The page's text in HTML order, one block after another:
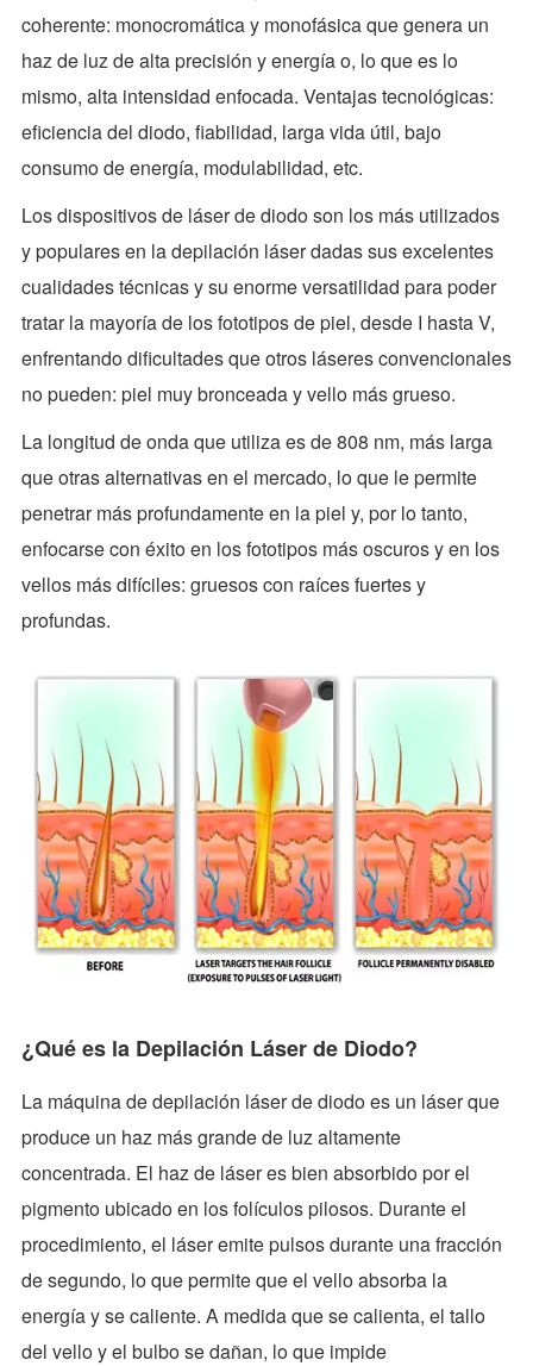
coherente: monocromática y monofásica que genera un
haz de luz de alta precisión y energía o, lo que es lo
mismo, alta intensidad enfocada. Ventajas tecnológicas:
eficiencia del diodo, fiabilidad, larga vida útil, bajo
consumo de energía, modulabilidad, etc.
Los dispositivos de láser de diodo son los más utilizados
y populares en la depilación láser dadas sus excelentes
cualidades técnicas y su enorme versatilidad para poder
tratar la mayoría de los fototipos de piel, desde I hasta V,
enfrentando dificultades que otros láseres convencionales
no pueden: piel muy bronceada y vello más grueso.
La longitud de onda que utiliza es de 808 nm, más larga
que otras alternativas en el mercado, lo que le permite
penetrar más profundamente en la piel y, por lo tanto,
enfocarse con éxito en los fototipos más oscuros y en los
vellos más difíciles: gruesos con raíces fuertes y
profundas.
¿Qué es la Depilación Láser de Diodo?
La máquina de depilación láser de diodo es un láser que
produce un haz más grande de luz altamente
concentrada. El haz de láser es bien absorbido por el
pigmento ubicado en los folículos pilosos. Durante el
procedimiento, el láser emite pulsos durante una fracción
de segundo, lo que permite que el vello absorba la
energía y se caliente. A medida que se calienta, el tallo
del vello y el bulbo se dañan, lo que impide